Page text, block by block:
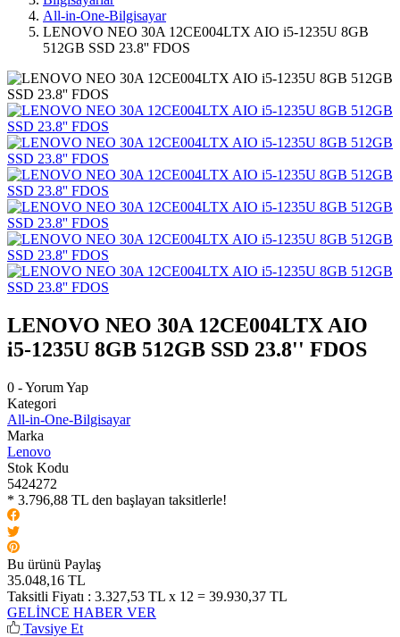
All-in-One-Bilgisayar
LENOVO NEO 30A 12CE004LTX AIO i5-1235U 8GB
512GB SSD 23.8'' FDOS
LENOVO NEO 30A 12CE004LTX AIO
i5-1235U 8GB 512GB SSD 23.8'' FDOS
0 - Yorum Yap
Kategori
All-in-One-Bilgisayar
Marka
Lenovo
Stok Kodu
5424272
* 3.796,88 TL den başlayan taksitlerle!
Bu ürünü Paylaş
35.048,16 TL
Taksitli Fiyatı : 3.327,53 TL x 12 = 39.930,37 TL
GELİNCE HABER VER
Tavsiye Et